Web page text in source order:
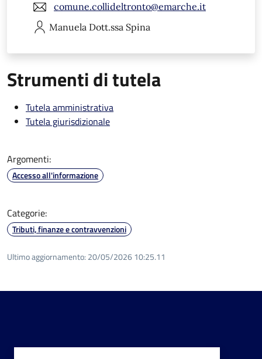
comune.collideltronto@emarche.it
Manuela Dott.ssa Spina
Strumenti di tutela
Tutela amministrativa
Tutela giurisdizionale
Argomenti:
Accesso all'informazione
Categorie:
Tributi, finanze e contravvenzioni
Ultimo aggiornamento: 20/05/2026 10:25.11